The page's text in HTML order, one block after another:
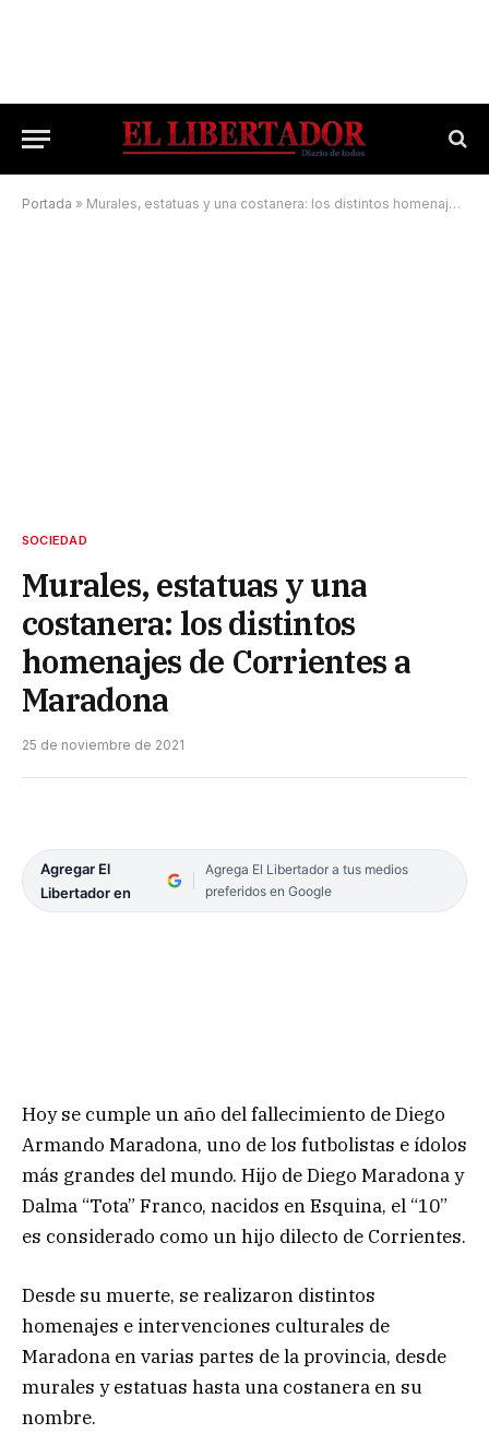
Portada » Murales, estatuas y una costanera: los distintos homenajes de Corrientes a Maradona
SOCIEDAD
Murales, estatuas y una
costanera: los distintos
homenajes de Corrientes a
Maradona
25 de noviembre de 2021
Agregar El
Libertador en
Agrega El Libertador a tus medios
preferidos en Google
Hoy se cumple un año del fallecimiento de Diego
Armando Maradona, uno de los futbolistas e ídolos
más grandes del mundo. Hijo de Diego Maradona y
Dalma “Tota” Franco, nacidos en Esquina, el “10”
es considerado como un hijo dilecto de Corrientes.
Desde su muerte, se realizaron distintos
homenajes e intervenciones culturales de
Maradona en varias partes de la provincia, desde
murales y estatuas hasta una costanera en su
nombre.